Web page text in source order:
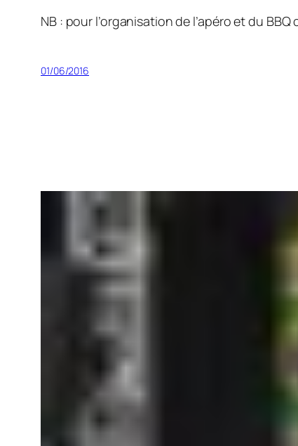
NB : pour l’organisation de l’apéro et du BBQ
01/06/2016